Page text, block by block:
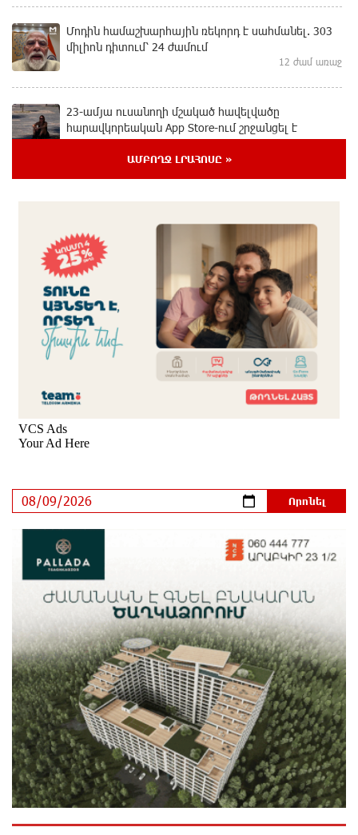
Մոդին համաշխարհային ռեկորդ է սահմանել. 303
միլիոն դիտում՝ 24 ժամում
12 ժամ առաջ
23-ամյա ուսանողի մշակած հավելվածը
հարավկորեական App Store-ում շրջանցել է
նույնիսկ Google Maps-ը
ուկրաինական 360 անօդաչու թռչող սարք
13 ժամ առաջ
Օգոստոսի 10-ին, 11-ին, 12-ին, 13-ին, 14-ին, 17-ին,
18-ին և 20-ին հարյուրավոր հասցեներում լույս չի
լինելու
13 ժամ առաջ
Ողբերգական դեպք՝ Երևանում․ Կիևյան կամրջի
տակ հայտնաբերվել է տղամարդու մարմին
14 ժամ առաջ
Հայհիդրոմետի տնօրենը գրել է
14 ժամ առաջ
Արտակարգ դեպք՝ Երևանում․ կոտրել են «Հույս
բոլոր մարդկանց» հիմնադրամի շենքի
պատուհաններն ու դռները
14 ժամ առաջ
Ալիևն ու Թրամփը հեռախոսազրույց են ունեցել
15 ժամ առաջ
«Ինտեր»-ը հաղթեց «Յուվենտուս»-ին
15 ժամ առաջ
ԱՄԲՈՂՋ ԼՐԱՀՈՍԸ »